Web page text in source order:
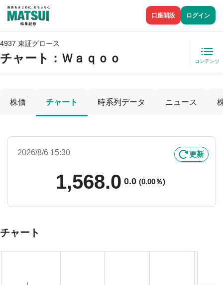
口座開設 ログイン
4937 東証グロース
チャート： Ｗａｑｏｏ コンテンツ
株価 チャート 時系列データ ニュース
2026/8/6 15:30 更新
1,568.0 0.0 (0.00％)
チャート